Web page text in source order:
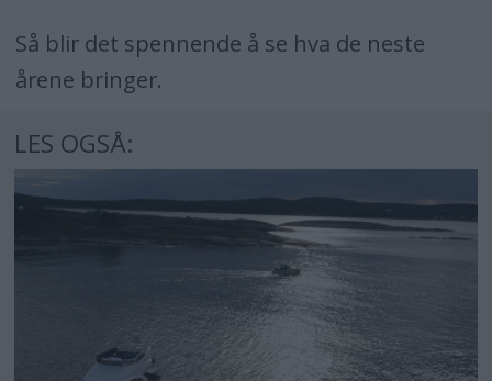
Så blir det spennende å se hva de neste
årene bringer.
LES OGSÅ: